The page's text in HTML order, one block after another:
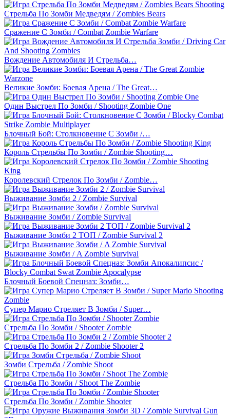
Стрельба По Зомби Медведям / Zombies Bears
Сражение С Зомби / Combat Zombie Warfare
Вождение Автомобиля И Стрельба…
Великие Зомби: Боевая Арена / The Great…
Один Выстрел По Зомби / Shooting Zombie One
Блочный Бой: Столкновение С Зомби /…
Король Стрельбы По Зомби / Zombie Shooting…
Королевский Стрелок По Зомби / Zombie…
Выживание Зомби 2 / Zombie Survival
Выживание Зомби / Zombie Survival
Выживание Зомби 2 ТОП / Zombie Survival 2
Выживание Зомби / A Zombie Survival
Блочный Боевой Спецназ: Зомби…
Супер Марио Стреляет В Зомби / Super…
Стрельба По Зомби / Shooter Zombie
Стрельба По Зомби 2 / Zombie Shooter 2
Зомби Стрельба / Zombie Shoot
Стрельба По Зомби / Shoot The Zombie
Стрельба По Зомби / Zombie Shooter